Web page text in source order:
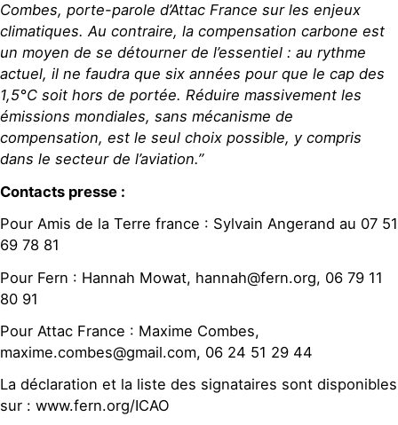
Combes, porte-parole d’Attac France sur les enjeux
climatiques. Au contraire, la compensation carbone est
un moyen de se détourner de l’essentiel : au rythme
actuel, il ne faudra que six années pour que le cap des
1,5°C soit hors de portée. Réduire massivement les
émissions mondiales, sans mécanisme de
compensation, est le seul choix possible, y compris
dans le secteur de l’aviation.”
Contacts presse :
Pour Amis de la Terre france : Sylvain Angerand au 07 51
69 78 81
Pour Fern : Hannah Mowat, hannah@fern.org, 06 79 11
80 91
Pour Attac France : Maxime Combes,
maxime.combes@gmail.com, 06 24 51 29 44
La déclaration et la liste des signataires sont disponibles
sur : www.fern.org/ICAO